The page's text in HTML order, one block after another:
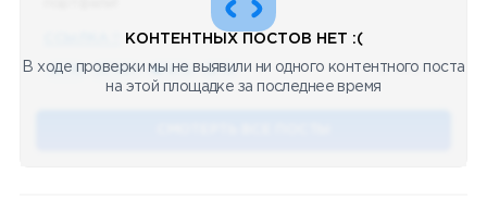
🔥 75 👍🏻 487 ❤️ 875 🥴 19 12.4k 12:45
КОНТЕНТНЫХ ПОСТОВ НЕТ :(
В ходе проверки мы не выявили ни одного контентного поста
на этой площадке за последнее время